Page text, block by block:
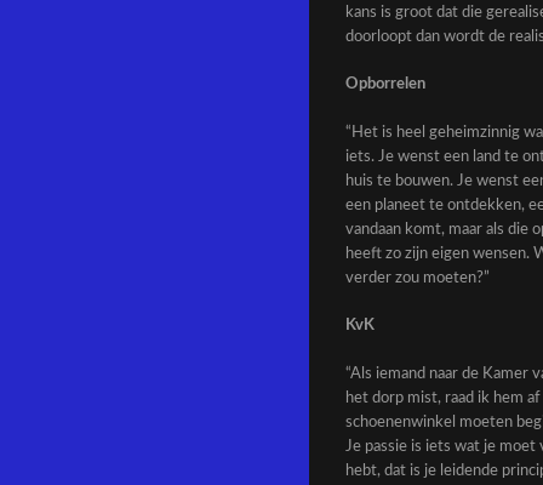
kans is groot dat die
doorloopt dan wordt de
Opborrelen
“Het is heel geheimzinnig
iets. Je wenst een land te
huis te bouwen. Je wenst
een planeet te ontdekken,
vandaan komt, maar als die
heeft zo zijn eigen wensen.
verder zou moeten?”
KvK
“Als iemand naar de Kamer
het dorp mist, raad ik hem
schoenenwinkel moeten
Je passie is iets wat je
hebt, dat is je leidende